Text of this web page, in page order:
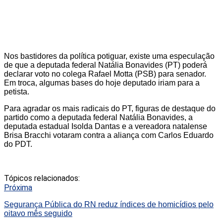
Nos bastidores da política potiguar, existe uma especulação
de que a deputada federal Natália Bonavides (PT) poderá
declarar voto no colega Rafael Motta (PSB) para senador.
Em troca, algumas bases do hoje deputado iriam para a
petista.
Para agradar os mais radicais do PT, figuras de destaque do
partido como a deputada federal Natália Bonavides, a
deputada estadual Isolda Dantas e a vereadora natalense
Brisa Bracchi votaram contra a aliança com Carlos Eduardo
do PDT.
Tópicos relacionados:
Próxima
Segurança Pública do RN reduz índices de homicídios pelo
oitavo mês seguido